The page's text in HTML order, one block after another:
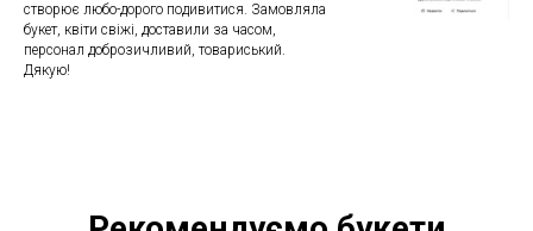
створює любо-дорого подивитися. Замовляла
букет, квіти свіжі, доставили за часом,
персонал доброзичливий, товариський.
Дякую!